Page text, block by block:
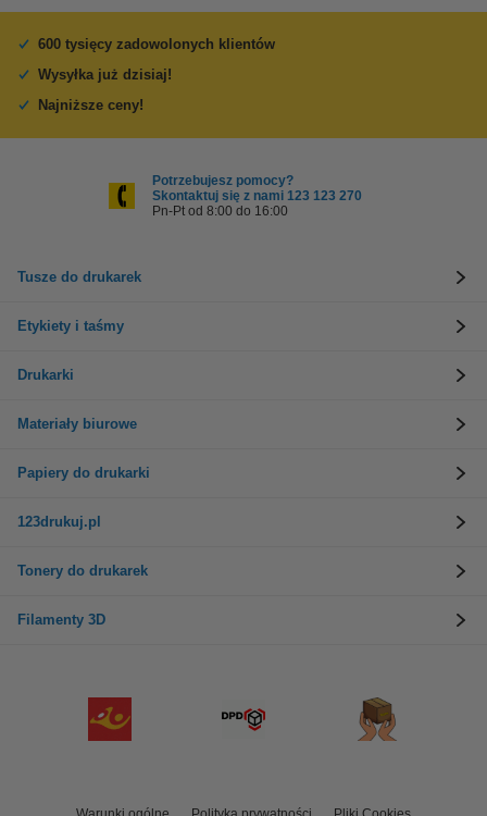
600 tysięcy zadowolonych klientów
Wysyłka już dzisiaj!
Najniższe ceny!
Potrzebujesz pomocy?
Skontaktuj się z nami 123 123 270
Pn-Pt od 8:00 do 16:00
Tusze do drukarek
Etykiety i taśmy
Drukarki
Materiały biurowe
Papiery do drukarki
123drukuj.pl
Tonery do drukarek
Filamenty 3D